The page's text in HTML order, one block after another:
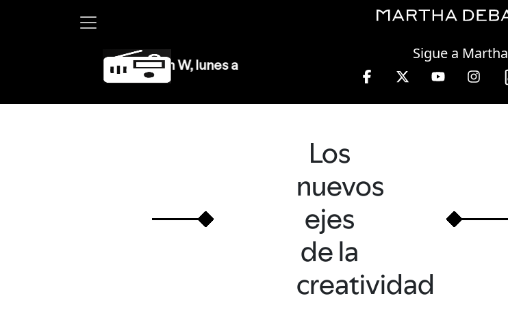
Sigue a Martha
Martha Debayle en W, lunes a viernes de 10 a 13 hrs.
Los
nuevos
ejes
de la
creatividad